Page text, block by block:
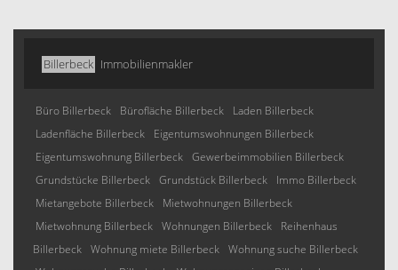
Billerbeck Immobilienmakler
Büro Billerbeck Bürofläche Billerbeck
Laden Billerbeck
Ladenfläche Billerbeck
Eigentumswohnungen Billerbeck
Eigentumswohnung Billerbeck Gewerbeimmobilien Billerbeck
Grundstücke Billerbeck Grundstück Billerbeck
Immo Billerbeck
Mietangebote Billerbeck
Mietwohnungen Billerbeck
Mietwohnung Billerbeck Wohnungen Billerbeck
Reihenhaus
Billerbeck Wohnung miete Billerbeck Wohnung suche Billerbeck